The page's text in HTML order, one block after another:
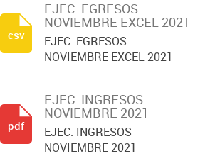
EJEC. EGRESOS
NOVIEMBRE EXCEL 2021
EJEC. EGRESOS
NOVIEMBRE EXCEL 2021
csv
EJEC. INGRESOS
NOVIEMBRE 2021
EJEC. INGRESOS
NOVIEMBRE 2021
pdf